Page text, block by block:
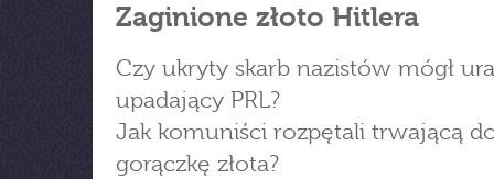
Zaginione złoto Hitlera
Czy ukryty skarb nazistów mógł
upadający PRL?
Jak komuniści rozpętali trwającą
gorączkę złota?